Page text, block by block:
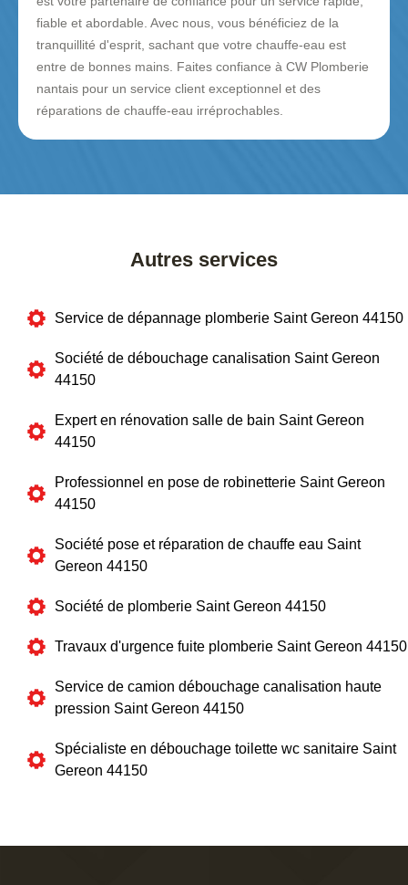
fiable et abordable. Avec nous, vous bénéficiez de la
tranquillité d'esprit, sachant que votre chauffe-eau est
entre de bonnes mains. Faites confiance à CW Plomberie
nantais pour un service client exceptionnel et des
réparations de chauffe-eau irréprochables.
Autres services
Service de dépannage plomberie Saint Gereon 44150
Société de débouchage canalisation Saint Gereon
44150
Expert en rénovation salle de bain Saint Gereon
44150
Professionnel en pose de robinetterie Saint Gereon
44150
Société pose et réparation de chauffe eau Saint
Gereon 44150
Société de plomberie Saint Gereon 44150
Travaux d'urgence fuite plomberie Saint Gereon 44150
Service de camion débouchage canalisation haute
pression Saint Gereon 44150
Spécialiste en débouchage toilette wc sanitaire Saint
Gereon 44150